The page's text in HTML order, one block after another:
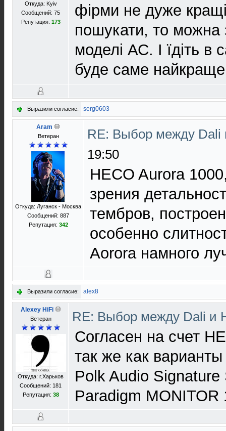
Откуда: Kyiv
Сообщений: 75
Репутация: 173
фірми не дуже
пошукати, то можна
моделі АС. І їдіть в
буде саме
Выразили согласие: serg0603
Aram
Ветеран
Откуда: Луганск - Москва
Сообщений: 887
Репутация: 342
RE: Выбор между Dali
19:50
HECO Aurora
зрения
тембров,
особенно
Aorora намного
Выразили согласие: alex8
Alexey HiFi
Ветеран
Откуда: г.Харьков
Сообщений: 181
Репутация: 38
RE: Выбор между Dali и
Согласен на счет
так же как варианты
Polk Audio Signature
Paradigm MONITOR